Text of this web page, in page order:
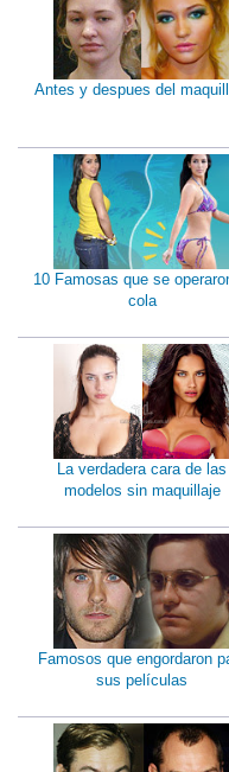
Antes y despues del
10 Famosas que se
cola
La verdadera cara de las
modelos sin maquillaje
Famosos que engordaron
sus películas